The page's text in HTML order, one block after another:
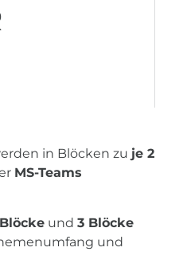
in Blöcken zu je 2
MS-Teams
und 3 Blöcke
und